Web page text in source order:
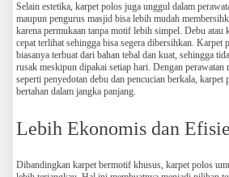
Selain estetika, karpet polos juga unggul dalam
maupun pengurus masjid bisa lebih mudah
karena permukaan tanpa motif lebih simpel. Debu atau
cepat terlihat sehingga bisa segera dibersihkan. Karpet
biasanya terbuat dari bahan tebal dan kuat, sehingga
rusak meskipun dipakai setiap hari. Dengan perawatan
seperti penyedotan debu dan pencucian berkala, karpet
bertahan dalam jangka panjang.
Lebih Ekonomis dan
Dibandingkan karpet bermotif khusus, karpet polos